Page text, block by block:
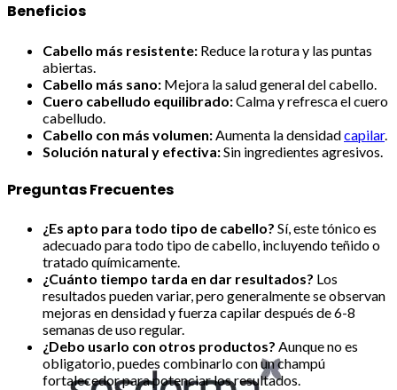
Beneficios
Cabello más resistente: Reduce la rotura y las puntas
abiertas.
Cabello más sano: Mejora la salud general del cabello.
Cuero cabelludo equilibrado:Calma y refresca el cuero
cabelludo.
Cabello con más volumen: Aumenta la densidadcapilar.
Solución natural y efectiva:Sin ingredientes agresivos.
Preguntas Frecuentes
¿Es apto para todo tipo de cabello? Sí, este tónico es
adecuado para todo tipo de cabello, incluyendo teñido o
tratado químicamente.
¿Cuánto tiempo tarda en dar resultados? Los
resultados pueden variar, pero generalmente se observan
mejoras en densidad y fuerza capilar después de 6-8
semanas de uso regular.
¿Debo usarlo con otros productos? Aunque no es
obligatorio, puedes combinarlo con un champú
fortalecedor para potenciar los resultados.